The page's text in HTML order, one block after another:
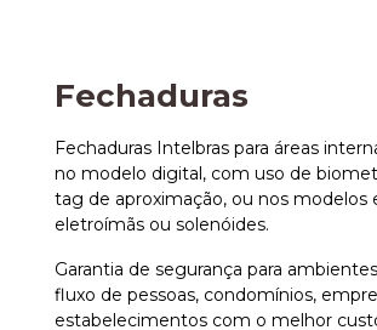
Fechaduras
Fechaduras Intelbras para áreas
no modelo digital, com uso de
tag de aproximação, ou nos modelos
eletroímãs ou solenóides.
Garantia de segurança para
fluxo de pessoas, condomínios,
estabelecimentos com o melhor